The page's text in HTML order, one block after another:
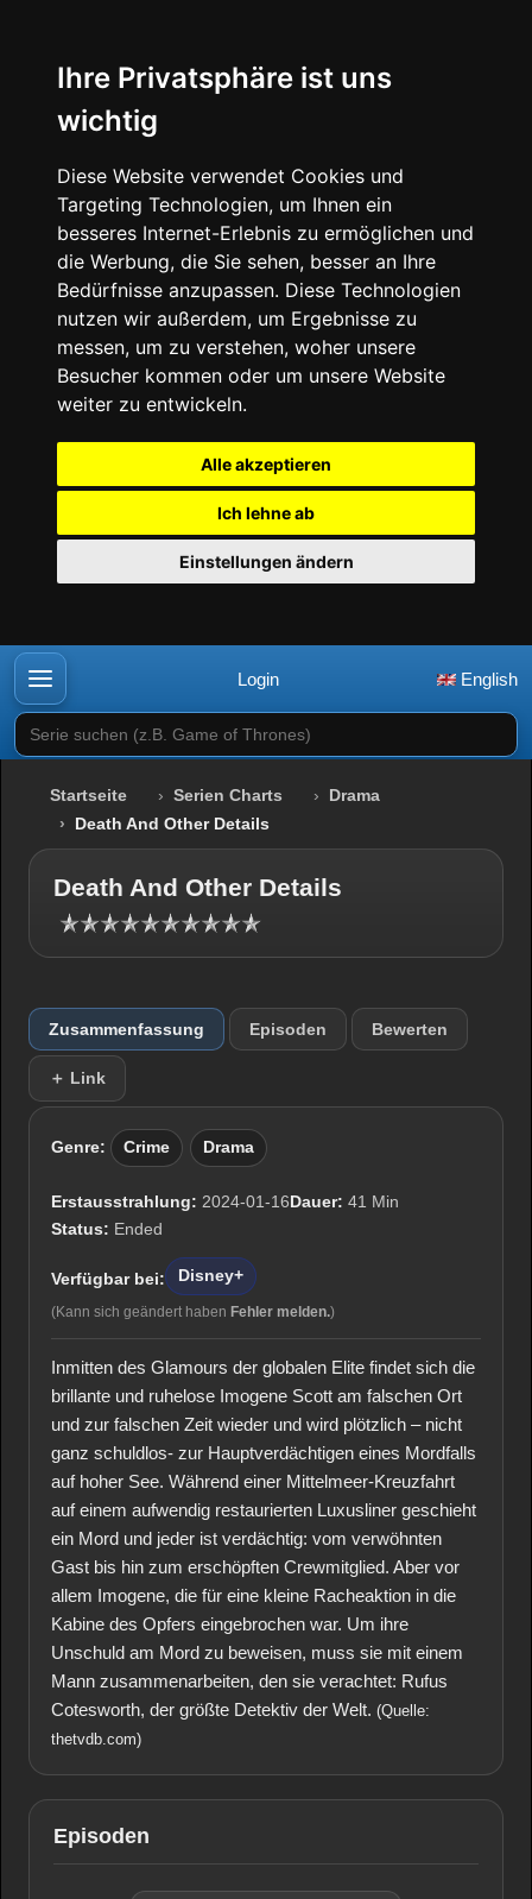
Ihre Privatsphäre ist uns
wichtig
Diese Website verwendet Cookies und
Targeting Technologien, um Ihnen ein
besseres Internet-Erlebnis zu ermöglichen und
die Werbung, die Sie sehen, besser an Ihre
Bedürfnisse anzupassen. Diese Technologien
nutzen wir außerdem, um Ergebnisse zu
messen, um zu verstehen, woher unsere
Besucher kommen oder um unsere Website
weiter zu entwickeln.
Alle akzeptieren
Ich lehne ab
Einstellungen ändern
Login English
Serie suchen (z.B. Game of Thrones)
Startseite Serien Charts
Drama
Death And Other Details
Death And Other Details
Zusammenfassung Episoden Bewerten
＋ Link
Genre: Crime Drama
Erstausstrahlung: 2024-01-16Dauer: 41 Min
Status: Ended
Verfügbar bei: Disney+
(Kann sich geändert haben Fehler melden.)
Inmitten des Glamours der globalen Elite findet sich die
brillante und ruhelose Imogene Scott am falschen Ort
und zur falschen Zeit wieder und wird plötzlich – nicht
ganz schuldlos- zur Hauptverdächtigen eines Mordfalls
auf hoher See. Während einer Mittelmeer-Kreuzfahrt
auf einem aufwendig restaurierten Luxusliner geschieht
ein Mord und jeder ist verdächtig: vom verwöhnten
Gast bis hin zum erschöpften Crewmitglied. Aber vor
allem Imogene, die für eine kleine Racheaktion in die
Kabine des Opfers eingebrochen war. Um ihre
Unschuld am Mord zu beweisen, muss sie mit einem
Mann zusammenarbeiten, den sie verachtet: Rufus
Cotesworth, der größte Detektiv der Welt. (Quelle:
thetvdb.com)
Episoden